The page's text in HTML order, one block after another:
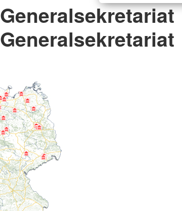
Generalsekretariat
Generalsekretariat